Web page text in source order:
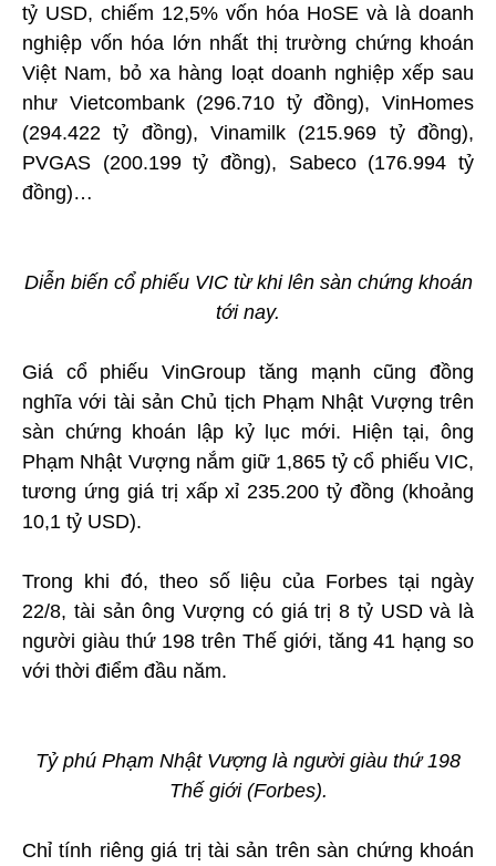
tỷ USD, chiếm 12,5% vốn hóa HoSE và là doanh
nghiệp vốn hóa lớn nhất thị trường chứng khoán
Việt Nam, bỏ xa hàng loạt doanh nghiệp xếp sau
như Vietcombank (296.710 tỷ đồng), VinHomes
(294.422 tỷ đồng), Vinamilk (215.969 tỷ đồng),
PVGAS (200.199 tỷ đồng), Sabeco (176.994 tỷ
đồng)…
Diễn biến cổ phiếu VIC từ khi lên sàn chứng khoán
tới nay.
Giá cổ phiếu VinGroup tăng mạnh cũng đồng
nghĩa với tài sản Chủ tịch Phạm Nhật Vượng trên
sàn chứng khoán lập kỷ lục mới. Hiện tại, ông
Phạm Nhật Vượng nắm giữ 1,865 tỷ cổ phiếu VIC,
tương ứng giá trị xấp xỉ 235.200 tỷ đồng (khoảng
10,1 tỷ USD).
Trong khi đó, theo số liệu của Forbes tại ngày
22/8, tài sản ông Vượng có giá trị 8 tỷ USD và là
người giàu thứ 198 trên Thế giới, tăng 41 hạng so
với thời điểm đầu năm.
Tỷ phú Phạm Nhật Vượng là người giàu thứ 198
Thế giới (Forbes).
Chỉ tính riêng giá trị tài sản trên sàn chứng khoán